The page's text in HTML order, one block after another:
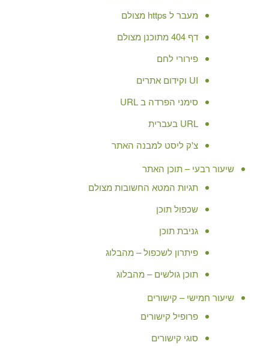
מעבר ל https מצולם
דף 404 מתוכנן מצולם
פירורי לחם
UI וקידום אתרים
סימני הפרדה ב URL
URL בעברית
צ'ק ליסט למבנה האתר
שיעור רבעי – תוכן האתר
תגיות המטא החשובות מצולם
שכפול תוכן
גניבת תוכן
פיתרון לשכפול – מהבלוג
תוכן גולשים – מהבלוג
שיעור חמישי – קישורים
פרופיל קישורים
סוגי קישורים